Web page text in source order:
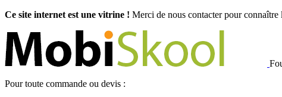
Ce site internet est une vitrine ! Merci de nous contacter pour
Pour toute commande ou devis :